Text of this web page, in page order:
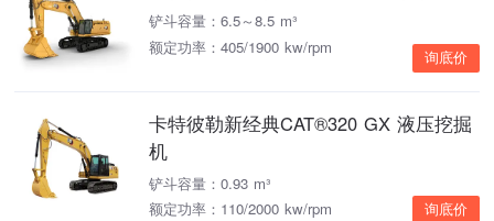
铲斗容量：6.5～8.5 m³
额定功率：405/1900 kw/rpm
询底价
卡特彼勒新经典CAT®320 GX 液压挖掘
机
铲斗容量：0.93 m³
额定功率：110/2000 kw/rpm
询底价